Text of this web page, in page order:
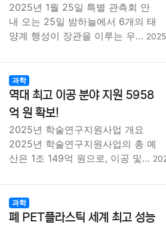
2025년 1월 25일 특별 관측회 안
내 오는 25일 밤하늘에서 6개의 태
양계 행성이 장관을 이루는 우…
과학
역대 최고 이공 분야 지원 5958
억 원 확보!
2025년 학술연구지원사업 개요
2025년 학술연구지원사업의 총 예
산은 1조 149억 원으로, 이공 및…
과학
폐 PET플라스틱 세계 최고 성능